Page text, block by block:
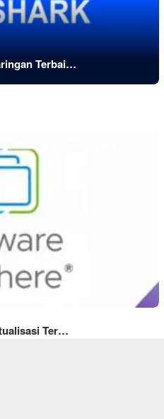
Terbai…
Ter…